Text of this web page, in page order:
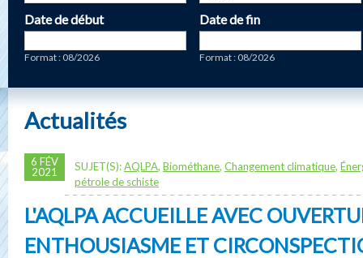
Date de début
Format : 08/2026
Date de fin
Format : 08/2026
Actualités
6 FÉV
2021
SUJET(S):AQLPA, Biométhane, Changement climatique,
pétrole de schiste
L'AQLPA ACCUEILLE AVEC
ENTHOUSIASME ET